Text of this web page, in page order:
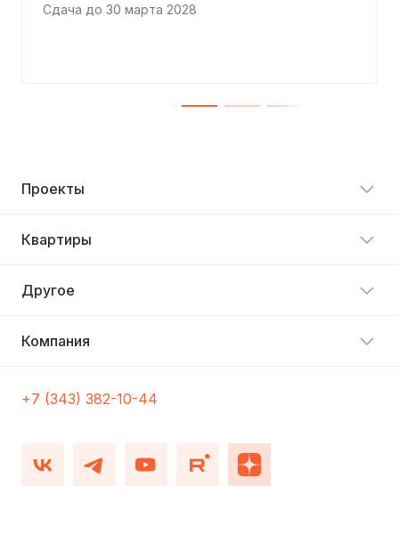
Сдача до 30 марта 2028
Проекты
Квартиры
Другое
Компания
+7 (343) 382-10-44